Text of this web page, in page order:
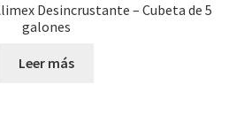
Desincrustante – Cubeta de 5
galones
Leer más